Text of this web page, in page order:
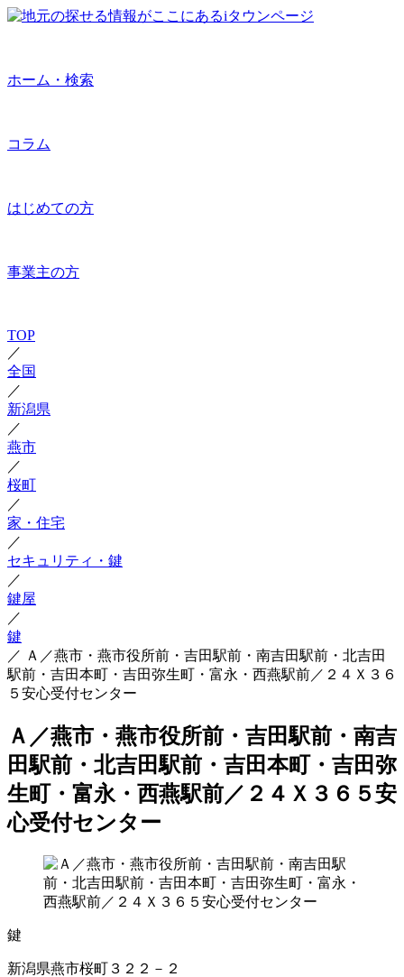
ホーム・検索
コラム
はじめての方
事業主の方
TOP
／
全国
／
新潟県
／
燕市
／
桜町
／
家・住宅
／
セキュリティ・鍵
／
鍵屋
／
鍵
／ Ａ／燕市・燕市役所前・吉田駅前・南吉田駅前・北吉田
駅前・吉田本町・吉田弥生町・富永・西燕駅前／２４Ｘ３６
５安心受付センター
Ａ／燕市・燕市役所前・吉田駅前・南吉
田駅前・北吉田駅前・吉田本町・吉田弥
生町・富永・西燕駅前／２４Ｘ３６５安
心受付センター
鍵
新潟県燕市桜町３２２－２